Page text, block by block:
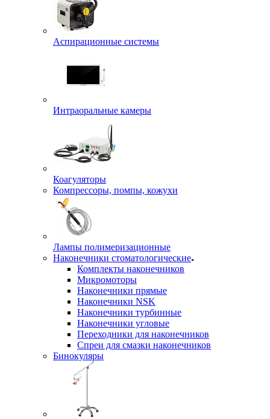
Аспирационные системы
Интраоральные камеры
Коагуляторы
Компрессоры, помпы, кожухи
Лампы полимеризационные
Наконечники стоматологические
Комплекты наконечников
Микромоторы
Наконечники прямые
Наконечники NSK
Наконечники турбинные
Наконечники угловые
Переходники для наконечников
Спреи для смазки наконечников
Бинокуляры